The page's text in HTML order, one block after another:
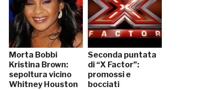
Morta Bobbi
Kristina Brown:
sepoltura vicino
Whitney Houston
Seconda puntata
di “X Factor”:
promossi e
bocciati